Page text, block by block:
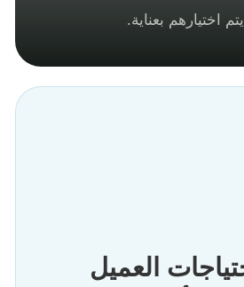
اختيارهم بعناية.
العميل